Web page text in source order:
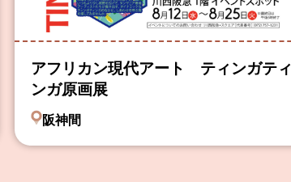
アフリカン現代アート ティンガティ
ンガ原画展
阪神間